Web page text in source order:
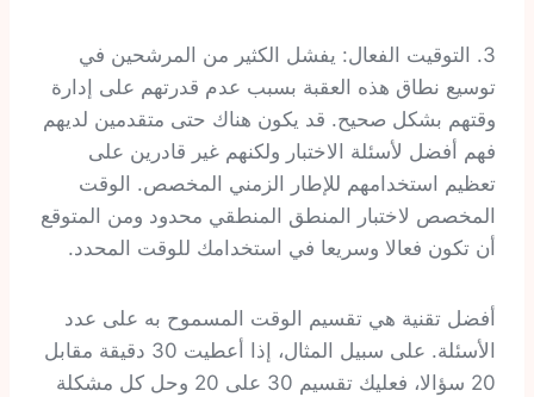
3. التوقيت الفعال: يفشل الكثير من المرشحين في
توسيع نطاق هذه العقبة بسبب عدم قدرتهم على إدارة
وقتهم بشكل صحيح. قد يكون هناك حتى متقدمين لديهم
فهم أفضل لأسئلة الاختبار ولكنهم غير قادرين على
تعظيم استخدامهم للإطار الزمني المخصص. الوقت
المخصص لاختبار المنطق المنطقي محدود ومن المتوقع
أن تكون فعالا وسريعا في استخدامك للوقت المحدد.
أفضل تقنية هي تقسيم الوقت المسموح به على عدد
الأسئلة. على سبيل المثال، إذا أعطيت 30 دقيقة مقابل
20 سؤالا، فعليك تقسيم 30 على 20 وحل كل مشكلة